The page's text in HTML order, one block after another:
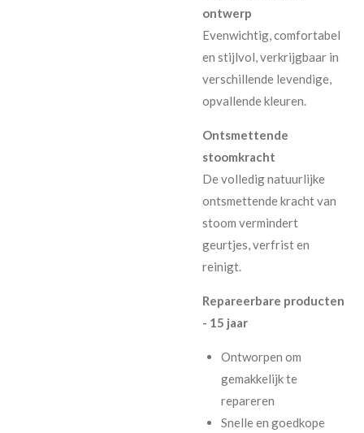
ontwerp
Evenwichtig, comfortabel
en stijlvol, verkrijgbaar in
verschillende levendige,
opvallende kleuren.
Ontsmettende
stoomkracht
De volledig natuurlijke
ontsmettende kracht van
stoom vermindert
geurtjes, verfrist en
reinigt.
Repareerbare producten
- 15 jaar
Ontworpen om
gemakkelijk te
repareren
Snelle en goedkope